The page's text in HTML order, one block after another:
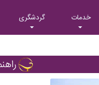
خدمات گردشگری